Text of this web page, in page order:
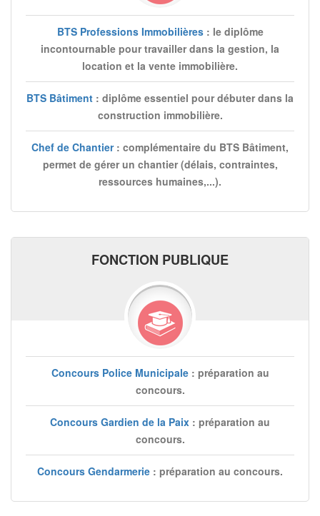
BTS Professions Immobilières: le diplôme
incontournable pour travailler dans la gestion, la
location et la vente immobilière.
BTS Bâtiment : diplôme essentiel pour débuter dans la
construction immobilière.
Chef de Chantier: complémentaire du BTS Bâtiment,
permet de gérer un chantier (délais, contraintes,
ressources humaines,...).
FONCTION PUBLIQUE
Concours Police Municipale: préparation au
concours.
Concours Gardien de la Paix : préparation au
concours.
Concours Gendarmerie : préparation au concours.